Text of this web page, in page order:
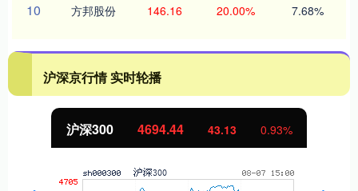
10 方邦股份 146.16 20.00% 7.68%
沪深京行情 实时轮播
北证50 1134.24 11.37 1.01%